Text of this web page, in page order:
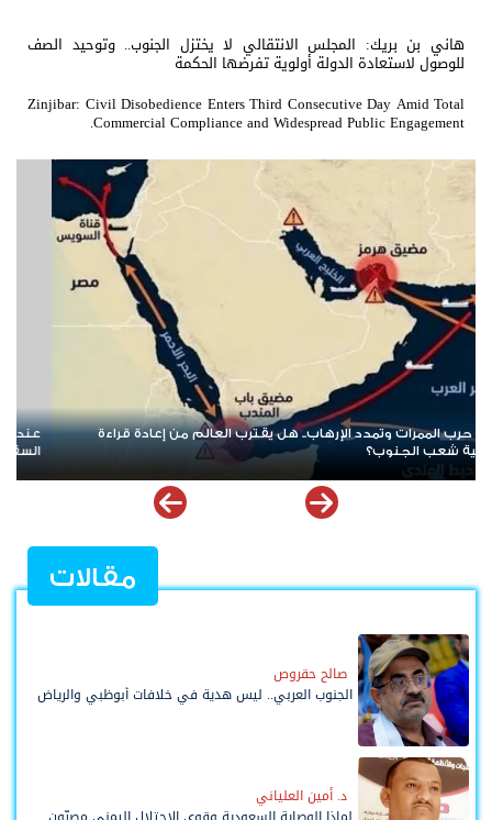
هاني بن بريك: المجلس الانتقالي لا يختزل الجنوب.. وتوحيد الصف
للوصول لاستعادة الدولة أولوية تفرضها الحكمة
Zinjibar: Civil Disobedience Enters Third Consecutive Day Amid Total
Commercial Compliance and Widespread Public Engagement.
عندما تُباع القضايا الوطنية بالمناصب... كيف يقود الارتهان للخارج إلى
السقوط
مقالات
صالح حقروص
الجنوب العربي.. ليس هدية في خلافات أبوظبي والرياض
د. أمين العلياني